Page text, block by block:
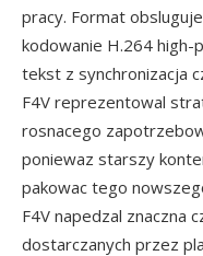
pracy. Format
kodowanie H.264 high-
tekst z synchronizacja
F4V reprezentowal
rosnacego
poniewaz starszy
pakowac tego
F4V napedzal znaczna
dostarczanych przez